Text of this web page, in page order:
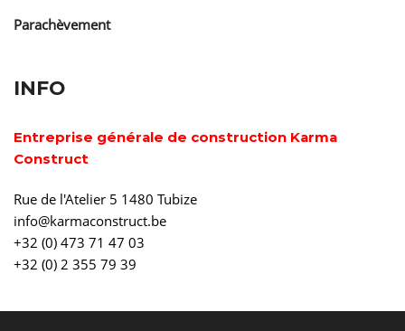
Parachèvement
INFO
Entreprise générale de construction Karma
Construct
Rue de l'Atelier 5 1480 Tubize
info@karmaconstruct.be
+32 (0) 473 71 47 03
+32 (0) 2 355 79 39